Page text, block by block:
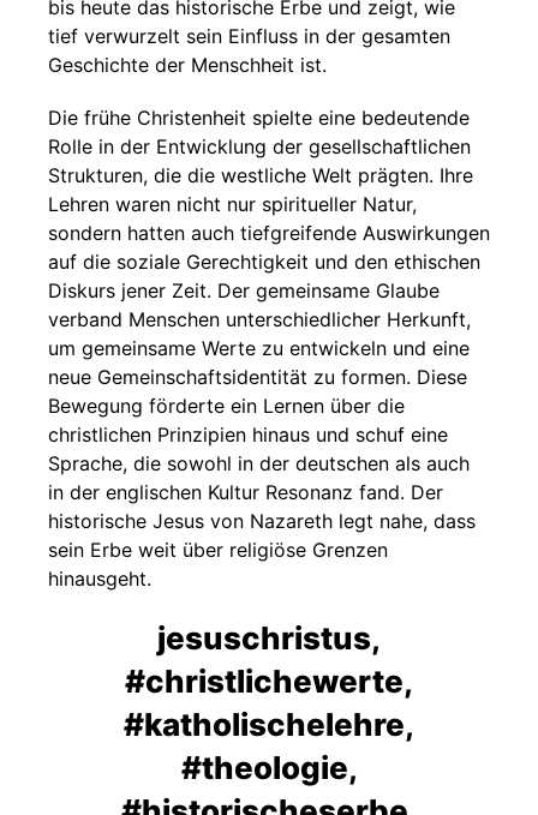
bis heute das historische Erbe und zeigt, wie
tief verwurzelt sein Einfluss in der gesamten
Geschichte der Menschheit ist.
Die frühe Christenheit spielte eine bedeutende
Rolle in der Entwicklung der gesellschaftlichen
Strukturen, die die westliche Welt prägten. Ihre
Lehren waren nicht nur spiritueller Natur,
sondern hatten auch tiefgreifende Auswirkungen
auf die soziale Gerechtigkeit und den ethischen
Diskurs jener Zeit. Der gemeinsame Glaube
verband Menschen unterschiedlicher Herkunft,
um gemeinsame Werte zu entwickeln und eine
neue Gemeinschaftsidentität zu formen. Diese
Bewegung förderte ein Lernen über die
christlichen Prinzipien hinaus und schuf eine
Sprache, die sowohl in der deutschen als auch
in der englischen Kultur Resonanz fand. Der
historische Jesus von Nazareth legt nahe, dass
sein Erbe weit über religiöse Grenzen
hinausgeht.
jesuschristus,
#christlichewerte,
#katholischelehre,
#theologie,